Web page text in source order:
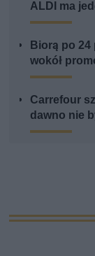
ALDI ma
Biorą po 24
wokół
Carrefour
dawno nie